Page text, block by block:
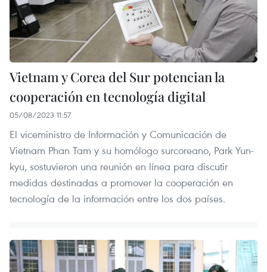
Vietnam y Corea del Sur potencian la
cooperación en tecnología digital
05/08/2023 11:57
El viceministro de Información y Comunicación de
Vietnam Phan Tam y su homólogo surcoreano, Park Yun-
kyu, sostuvieron una reunión en línea para discutir
medidas destinadas a promover la cooperación en
tecnología de la información entre los dos países.